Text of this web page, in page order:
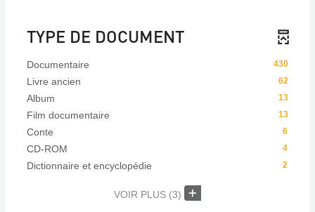
TYPE DE DOCUMENT
430
Documentaire
62
Livre ancien
13
Album
13
Film documentaire
6
Conte
4
CD-ROM
2
Dictionnaire et encyclopédie
VOIR PLUS (3)